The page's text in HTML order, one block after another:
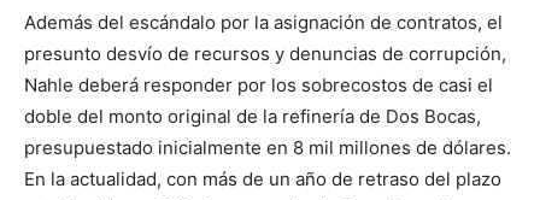
Además del escándalo por la asignación de contratos, el
presunto desvío de recursos y denuncias de corrupción,
Nahle deberá responder por los sobrecostos de casi el
doble del monto original de la refinería de Dos Bocas,
presupuestado inicialmente en 8 mil millones de dólares.
En la actualidad, con más de un año de retraso del plazo